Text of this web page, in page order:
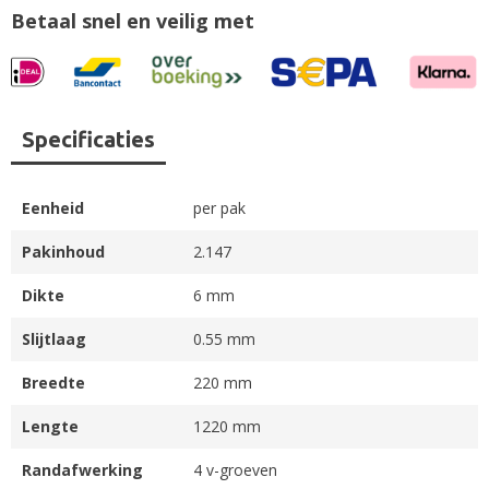
Betaal snel en veilig met
Specificaties
Eenheid per pak
Pakinhoud 2.147
Dikte 6 mm
Slijtlaag 0.55 mm
Breedte 220 mm
Lengte 1220 mm
Randafwerking 4 v-groeven